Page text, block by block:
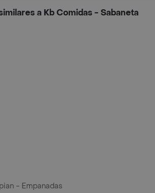
a Kb Comidas - Sabaneta
- Empanadas